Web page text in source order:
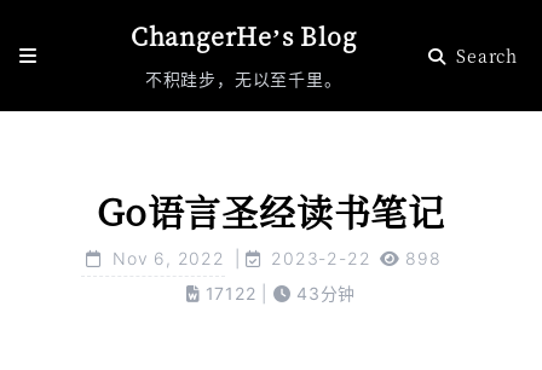
ChangerHe’s Blog
不积跬步，无以至千里。
Search
Tags
Archive
Go语言圣经读书笔记
Nov 6, 2022 | 2023-2-22
898
17122 | 43分钟